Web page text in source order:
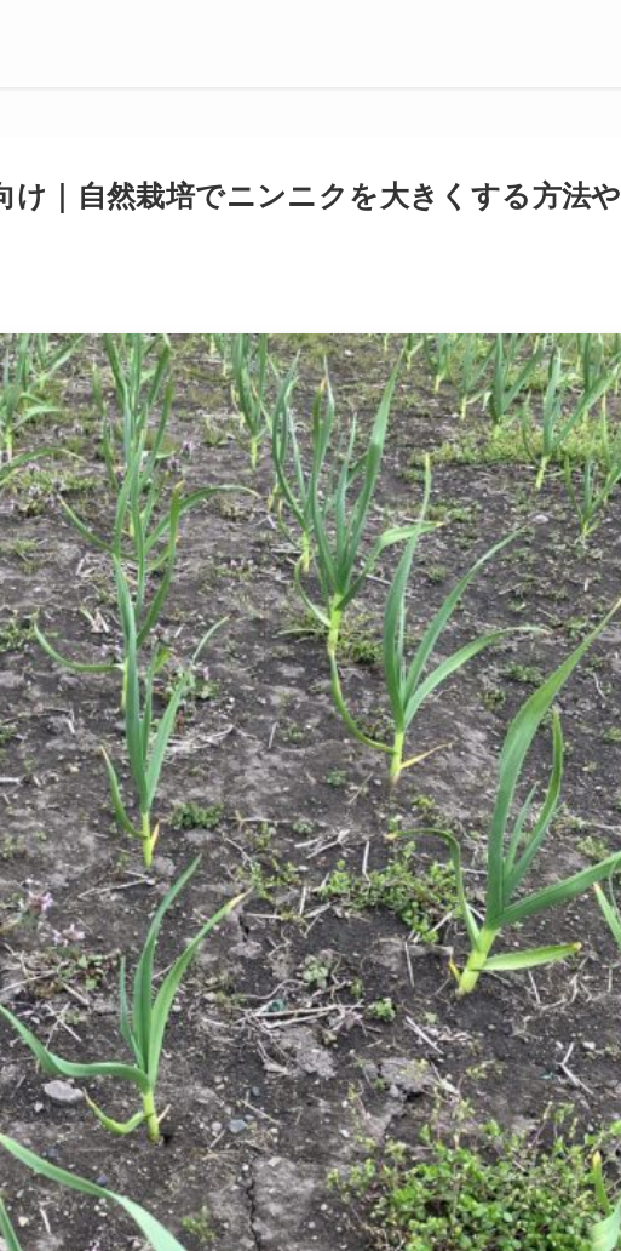
け｜自然栽培でニンニクを大きくする方法や